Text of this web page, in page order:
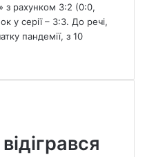
з рахунком 3:2 (0:0,
у серії – 3:3. До речі,
пандемії, з 10